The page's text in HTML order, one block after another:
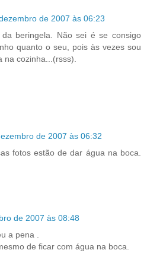
de 2007 às 06:23
beringela. Não sei é se consigo
quanto o seu, pois às vezes sou
na cozinha...(rsss).
de 2007 às 06:32
fotos estão de dar água na boca.
de 2007 às 08:48
a pena .
de ficar com água na boca.